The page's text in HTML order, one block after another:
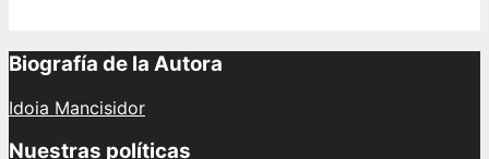
Biografía de la Autora
Idoia Mancisidor
Nuestras políticas